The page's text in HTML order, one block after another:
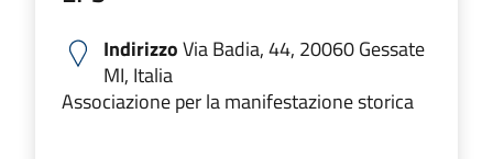
IndirizzoVia Badia, 44, 20060 Gessate
MI, Italia
Associazione per la manifestazione storica